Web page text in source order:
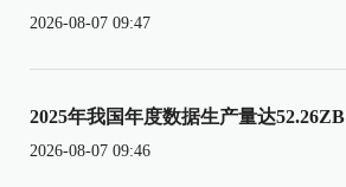
2026-08-07 09:47
2025年我国年度数据生产量达52.26ZB
2026-08-07 09:46